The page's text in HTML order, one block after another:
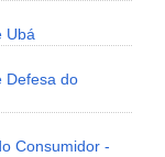
Ubá
Defesa do
Consumidor -